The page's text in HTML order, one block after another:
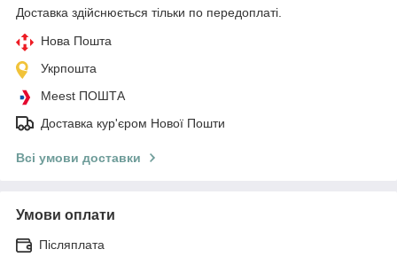
Доставка здійснюється тільки по передоплаті.
Нова Пошта
Укрпошта
Meest ПОШТА
Доставка кур'єром Нової Пошти
Всі умови доставки
Умови оплати
Післяплата